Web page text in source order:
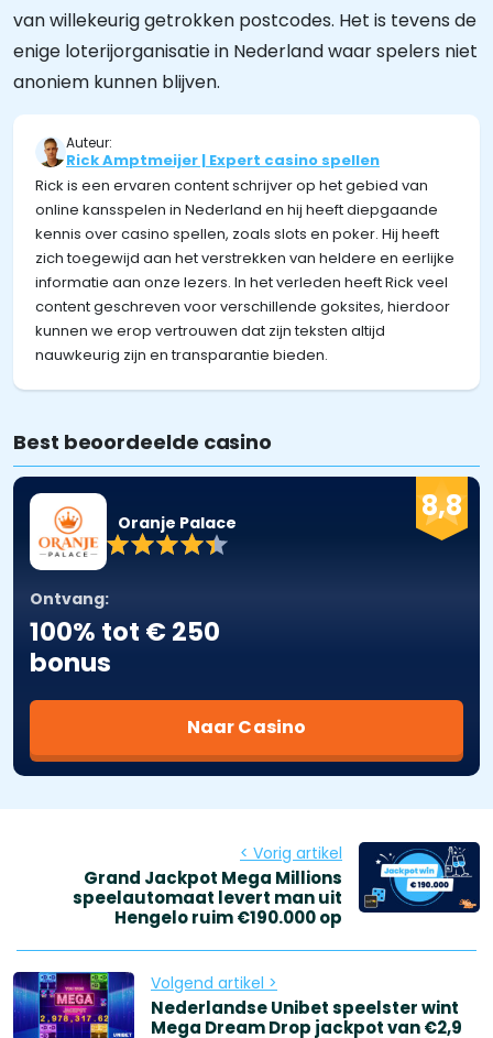
van willekeurig getrokken postcodes. Het is tevens de
enige loterijorganisatie in Nederland waar spelers niet
anoniem kunnen blijven.
Auteur:
Rick Amptmeijer | Expert casino spellen
Rick is een ervaren content schrijver op het gebied van
online kansspelen in Nederland en hij heeft diepgaande
kennis over casino spellen, zoals slots en poker. Hij heeft
zich toegewijd aan het verstrekken van heldere en eerlijke
informatie aan onze lezers. In het verleden heeft Rick veel
content geschreven voor verschillende goksites, hierdoor
kunnen we erop vertrouwen dat zijn teksten altijd
nauwkeurig zijn en transparantie bieden.
Best beoordeelde casino
8,8
Oranje Palace
Ontvang:
100% tot € 250
bonus
Naar Casino
< Vorig artikel
Grand Jackpot Mega Millions
speelautomaat levert man uit
Hengelo ruim €190.000 op
Volgend artikel >
Nederlandse Unibet speelster wint
Mega Dream Drop jackpot van €2,9